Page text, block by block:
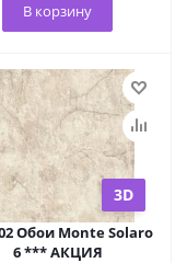
В корзину
3D
Обои Monte Solaro
6 *** АКЦИЯ